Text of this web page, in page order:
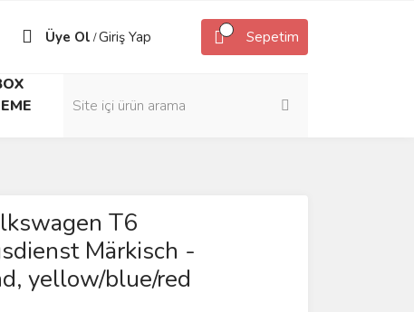
Üye Ol /Giriş Yap Sepetim
T6
Märkisch -
yellow/blue/red